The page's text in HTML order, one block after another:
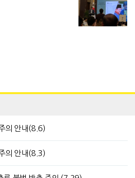
의 안내(8.6)
의 안내(8.3)